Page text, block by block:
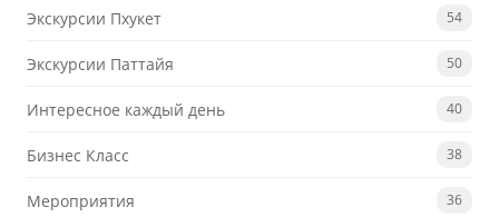
Экскурсии Пхукет 54
Экскурсии Паттайя 50
Интересное каждый день 40
Бизнес Класс 38
Мероприятия 36